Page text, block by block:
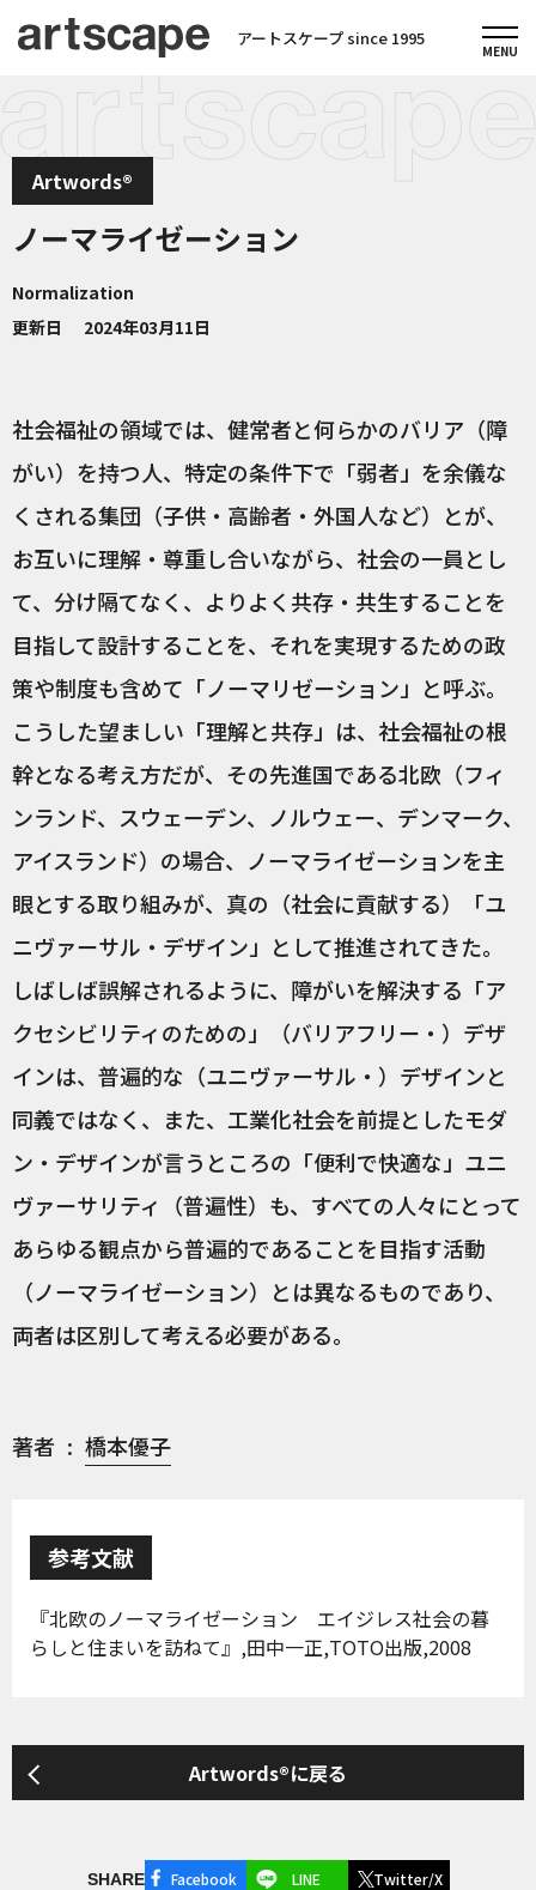
アートスケープ since 1995
Artwords®
ノーマライゼーション
Normalization
更新日
2024年03月11日
社会福祉の領域では、健常者と何らかのバリア（障
がい）を持つ人、特定の条件下で「弱者」を余儀な
くされる集団（子供・高齢者・外国人など）とが、
お互いに理解・尊重し合いながら、社会の一員とし
て、分け隔てなく、よりよく共存・共生することを
目指して設計することを、それを実現するための政
策や制度も含めて「ノーマリゼーション」と呼ぶ。
こうした望ましい「理解と共存」は、社会福祉の根
幹となる考え方だが、その先進国である北欧（フィ
ンランド、スウェーデン、ノルウェー、デンマーク、
アイスランド）の場合、ノーマライゼーションを主
眼とする取り組みが、真の（社会に貢献する）「ユ
ニヴァーサル・デザイン」として推進されてきた。
しばしば誤解されるように、障がいを解決する「ア
クセシビリティのための」（バリアフリー・）デザ
インは、普遍的な（ユニヴァーサル・）デザインと
同義ではなく、また、工業化社会を前提としたモダ
ン・デザインが言うところの「便利で快適な」ユニ
ヴァーサリティ（普遍性）も、すべての人々にとって
あらゆる観点から普遍的であることを目指す活動
（ノーマライゼーション）とは異なるものであり、
両者は区別して考える必要がある。
著者 橋本優子
参考文献
『北欧のノーマライゼーション エイジレス社会の暮
らしと住まいを訪ねて』,田中一正,TOTO出版,2008
Artwords®に戻る
SHARE Facebook LINE Twitter/X